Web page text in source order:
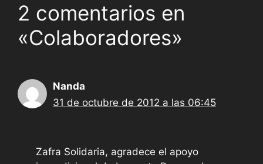
2 comentarios en
«Colaboradores»
Nanda
31 de octubre de 2012 a las 06:45
Zafra Solidaria, agradece el apoyo